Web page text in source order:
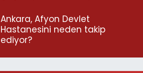
Ankara, Afyon Devlet
Hastanesini neden takip
ediyor?